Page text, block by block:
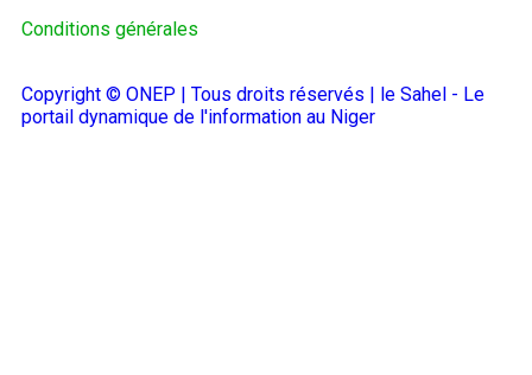
Conditions générales
Copyright © ONEP | Tous droits réservés | le Sahel - Le
portail dynamique de l'information au Niger